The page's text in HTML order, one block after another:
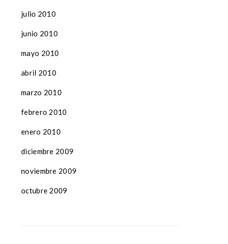
julio 2010
junio 2010
mayo 2010
abril 2010
marzo 2010
febrero 2010
enero 2010
diciembre 2009
noviembre 2009
octubre 2009